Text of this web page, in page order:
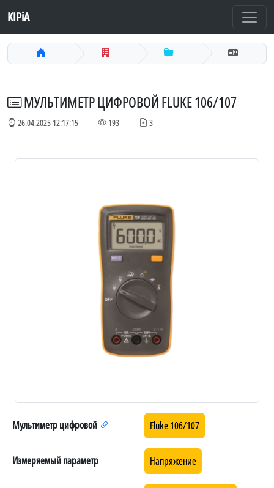
KIPiA
МУЛЬТИМЕТР ЦИФРОВОЙ FLUKE 106/107
26.04.2025 12:17:15 193 3
Мультиметр цифровой Fluke 106/107
Измеряемый параметр Напряжение